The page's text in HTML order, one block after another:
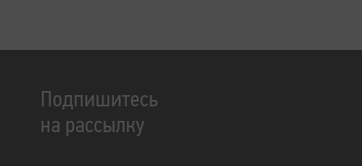
Подпишитесь
на рассылку